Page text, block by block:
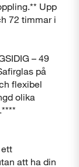
Upp
72 timmar i
– 49
på
flexibel
olika
ett
att ha din